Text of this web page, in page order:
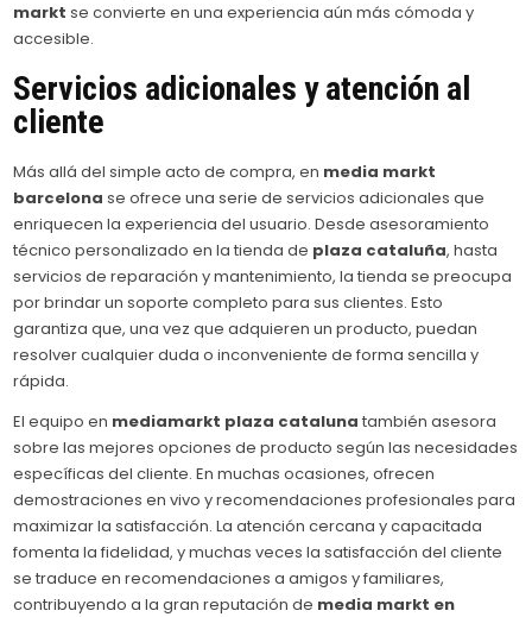
markt se convierte en una experiencia aún más cómoda y
accesible.
Servicios adicionales y atención al
cliente
Más allá del simple acto de compra, en media markt
barcelona se ofrece una serie de servicios adicionales que
enriquecen la experiencia del usuario. Desde asesoramiento
técnico personalizado en la tienda de plaza cataluña, hasta
servicios de reparación y mantenimiento, la tienda se preocupa
por brindar un soporte completo para sus clientes. Esto
garantiza que, una vez que adquieren un producto, puedan
resolver cualquier duda o inconveniente de forma sencilla y
rápida.
El equipo en mediamarkt plaza cataluna también asesora
sobre las mejores opciones de producto según las necesidades
específicas del cliente. En muchas ocasiones, ofrecen
demostraciones en vivo y recomendaciones profesionales para
maximizar la satisfacción. La atención cercana y capacitada
fomenta la fidelidad, y muchas veces la satisfacción del cliente
se traduce en recomendaciones a amigos y familiares,
contribuyendo a la gran reputación de media markt en